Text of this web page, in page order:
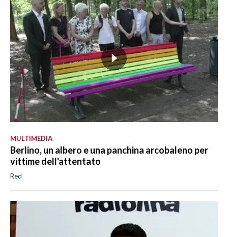
MULTIMEDIA
Berlino, un albero e una panchina arcobaleno per
vittime dell'attentato
Red